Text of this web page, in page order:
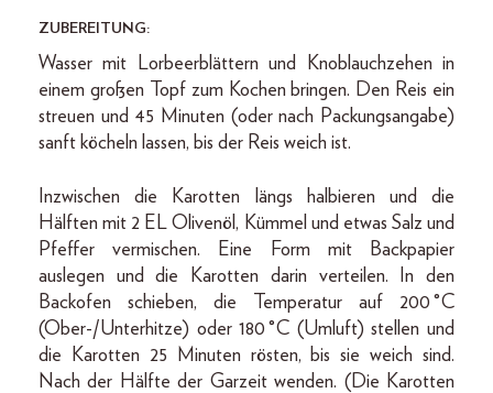
ZUBEREITUNG:
Wasser mit Lorbeerblättern und Knoblauchzehen in
einem großen Topf zum Kochen bringen. Den Reis ein
streuen und 45 Minuten (oder nach Packungsangabe)
sanft köcheln lassen, bis der Reis weich ist.
Inzwischen die Karotten längs halbieren und die
Hälften mit 2 EL Olivenöl, Kümmel und etwas Salz und
Pfeffer vermischen. Eine Form mit Backpapier
auslegen und die Karotten darin verteilen. In den
Backofen schieben, die Temperatur auf 200 °C
(Ober-/Unterhitze) oder 180 °C (Umluft) stellen und
die Karotten 25 Minuten rösten, bis sie weich sind.
Nach der Hälfte der Garzeit wenden. (Die Karotten